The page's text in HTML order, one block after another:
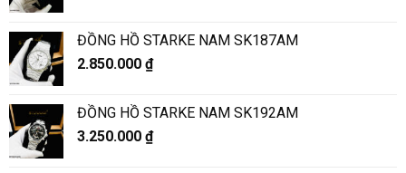
ĐỒNG HỒ STARKE NAM SK187AM
2.850.000 ₫
ĐỒNG HỒ STARKE NAM SK192AM
3.250.000 ₫